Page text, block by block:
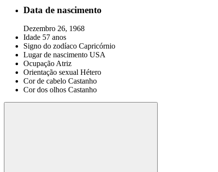
Data de nascimento
Dezembro 26, 1968
Idade 57 anos
Signo do zodíaco Capricórnio
Lugar de nascimento USA
OcupaçãoAtriz
Orientação sexual Hétero
Cor de cabelo Castanho
Cor dos olhos Castanho